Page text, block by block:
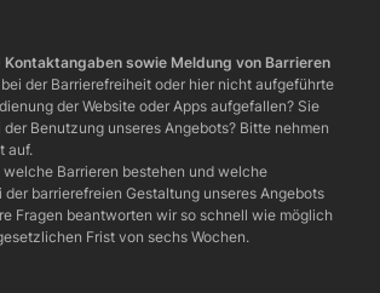
Kontaktangaben sowie Meldung von Barrieren
der Barrierefreiheit oder hier nicht aufgeführte
der Website oder Apps aufgefallen? Sie
Benutzung unseres Angebots? Bitte nehmen
auf.
welche Barrieren bestehen und welche
der barrierefreien Gestaltung unseres Angebots
Fragen beantworten wir so schnell wie möglich
Frist von sechs Wochen.